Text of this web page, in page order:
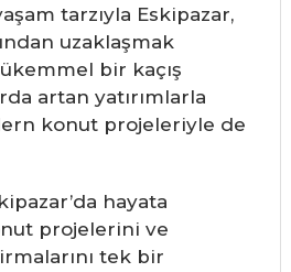
tarzıyla Eskipazar,
uzaklaşmak
bir kaçış
artan yatırımlarla
konut projeleriyle de
hayata
projelerini ve
tek bir